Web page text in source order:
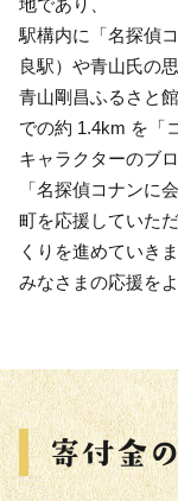
駅構内に「名探偵
良駅）や青山氏の
青山剛昌ふるさと
での約 1.4km を「
キャラクターのブ
「名探偵コナンに
町を応援していた
くりを進めていきま
みなさまの応援を